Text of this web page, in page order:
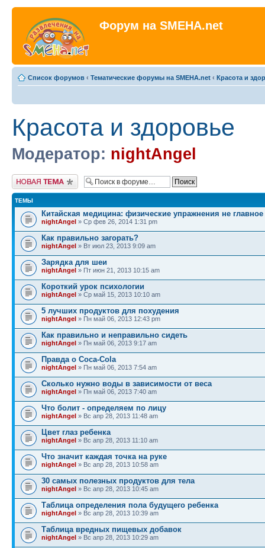
Форум на SMEHA.net
Список форумов ‹ Тематические форумы на SMEHA.net ‹ Красота и
Красота и здоровье
Модератор: nightAngel
Новая тема
ТЕМЫ
Китайская медицина: физические упражнения не главное
nightAngel » Ср фев 26, 2014 1:31 pm
Как правильно загорать?
nightAngel » Вт июл 23, 2013 9:09 am
Зарядка для шеи
nightAngel » Пт июн 21, 2013 10:15 am
Короткий урок психологии
nightAngel » Ср май 15, 2013 10:10 am
5 лучших продуктов для похудения
nightAngel » Пн май 06, 2013 12:43 pm
Как правильно и неправильно сидеть
nightAngel » Пн май 06, 2013 9:17 am
Правда о Coca-Cola
nightAngel » Пн май 06, 2013 7:54 am
Сколько нужно воды в зависимости от веса
nightAngel » Пн май 06, 2013 7:40 am
Что болит - определяем по лицу
nightAngel » Вс апр 28, 2013 11:48 am
Цвет глаз ребенка
nightAngel » Вс апр 28, 2013 11:10 am
Что значит каждая точка на руке
nightAngel » Вс апр 28, 2013 10:58 am
30 самых полезных продуктов для тела
nightAngel » Вс апр 28, 2013 10:45 am
Таблица определения пола будущего ребенка
nightAngel » Вс апр 28, 2013 10:39 am
Таблица вредных пищевых добавок
nightAngel » Вс апр 28, 2013 10:29 am